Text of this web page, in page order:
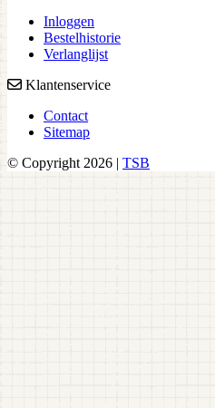
Inloggen
Bestelhistorie
Verlanglijst
Klantenservice
Contact
Sitemap
© Copyright 2026 | TSB